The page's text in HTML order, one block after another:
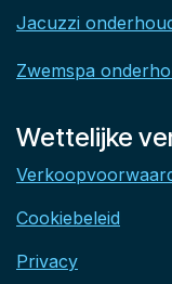
Jacuzzi
Zwemspa
Wettelijke
Cookiebeleid
Privacy